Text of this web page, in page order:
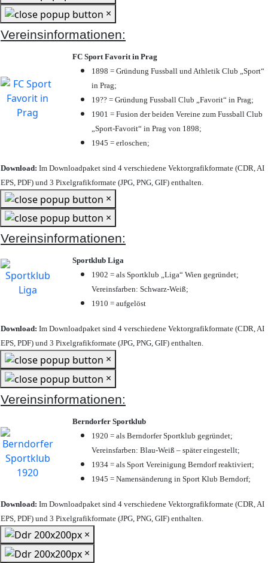
×
Vereinsinformationen:
FC Sport Favorit in Prag
1898 = Gründung Fussball und Athletik Club „Sport“
in Prag;
19?? = Gründung Fussball Club „Favorit“ in Prag;
1901 = Fusion der beiden Vereine zum Fussball Club
„Sport-Favorit“ in Prag von 1898;
1945 = erloschen;
Download: Im Downloadpaket sind 4 verschiedene Vektorgrafikformate (CDR, AI
EPS, PDF) und 3 Pixelgrafikformate (JPG, PNG, GIF) enthalten.
×
×
Vereinsinformationen:
Sportklub Liga
1902 = als Sportklub „Liga“ Wien gegründet;
Vereinsfarben: Schwarz-Weiß;
1910 = aufgelöst
Download: Im Downloadpaket sind 4 verschiedene Vektorgrafikformate (CDR, AI
EPS, PDF) und 3 Pixelgrafikformate (JPG, PNG, GIF) enthalten.
×
×
Vereinsinformationen:
Berndorfer Sportklub
1920 = als Berndorfer Sportklub gegründet;
Vereinsfarben: Blau-Weiß – später eingestellt;
1934 = als Sport Vereinigung Berndorf reaktiviert;
1945 = Namensänderung in Sport Klub Berndorf;
Download: Im Downloadpaket sind 4 verschiedene Vektorgrafikformate (CDR, AI
EPS, PDF) und 3 Pixelgrafikformate (JPG, PNG, GIF) enthalten.
×
×